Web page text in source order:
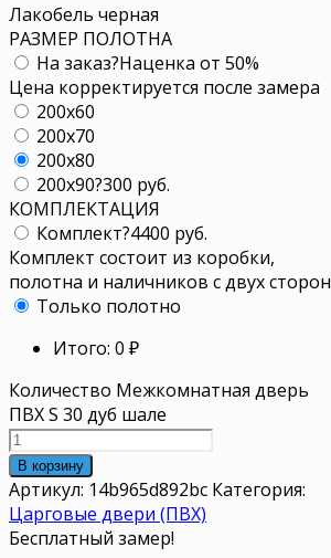
Лакобель черная
РАЗМЕР ПОЛОТНА
На заказ?Наценка от 50%
Цена корректируется после замера
200x60
200x70
200x80
200x90?300 руб.
КОМПЛЕКТАЦИЯ
Комплект?4400 руб.
Комплект состоит из коробки,
полотна и наличников с двух сторон
Только полотно
Итого: 0 ₽
Количество Межкомнатная дверь
ПВХ S 30 дуб шале
В корзину
Артикул: 14b965d892bc Категория:
Царговые двери (ПВХ)
Бесплатный замер!